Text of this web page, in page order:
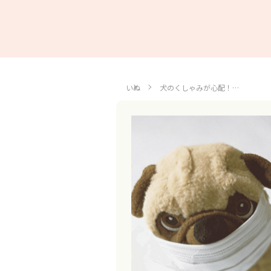
いぬ 犬のくしゃみが心配！…